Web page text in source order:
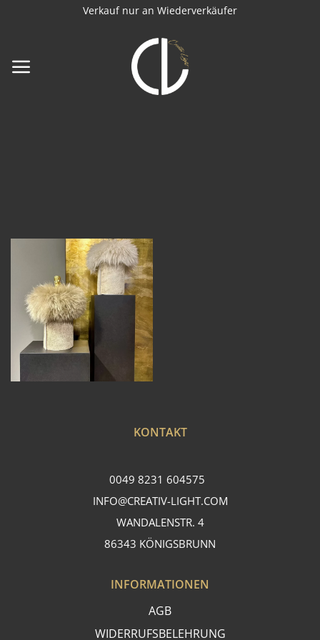
Verkauf nur an Wiederverkäufer
KONTAKT
0049 8231 604575
INFO@CREATIV-LIGHT.COM
WANDALENSTR. 4
86343 KÖNIGSBRUNN
INFORMATIONEN
AGB
WIDERRUFSBELEHRUNG